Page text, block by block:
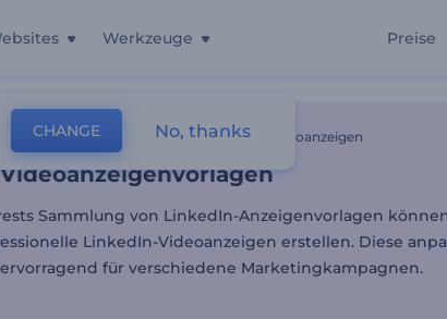
Werkzeuge Preise
Videos Für Soziale Medien LinkedIn Videoanzeigen
Sammlung von LinkedIn-Anzeigenvorlagen
LinkedIn-Videoanzeigen erstellen. Diese
für verschiedene Marketingkampagnen.
CHANGE No, thanks